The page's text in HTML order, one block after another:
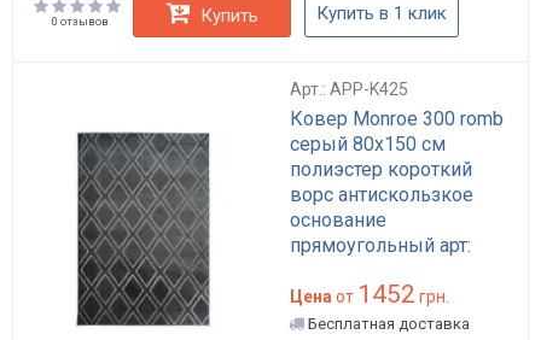
0 отзывов Купить Купить в 1 клик
Арт.: APP-K425
Ковер Monroe 300 romb
серый 80x150 см
полиэстер короткий
ворс антискользкое
основание
прямоугольный арт:
Цена от 1452 грн.
Бесплатная доставка